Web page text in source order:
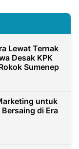
Lewat Ternak
Desak KPK
Sumenep
untuk
di Era